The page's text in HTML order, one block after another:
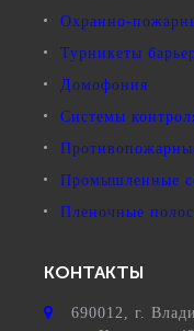
Охранно-
Турникеты
Домофония
Системы
Промышленные
Пленочные
КОНТАКТЫ
690012, г.